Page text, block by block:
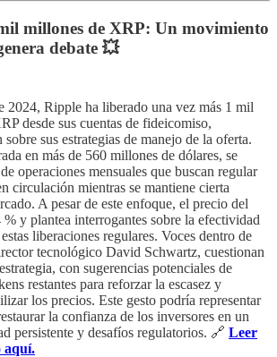
millones de XRP: Un movimiento
debate 💥
2024, Ripple ha liberado una vez más 1 mil
desde sus cuentas de fideicomiso,
sus estrategias de manejo de la oferta.
en más de 560 millones de dólares, se
operaciones mensuales que buscan regular
circulación mientras se mantiene cierta
A pesar de este enfoque, el precio del
y plantea interrogantes sobre la efectividad
liberaciones regulares. Voces dentro de
tecnológico David Schwartz, cuestionan
con sugerencias potenciales de
restantes para reforzar la escasez y
los precios. Este gesto podría representar
la confianza de los inversores en un
persistente y desafíos regulatorios. 🔗 Leer
aquí.